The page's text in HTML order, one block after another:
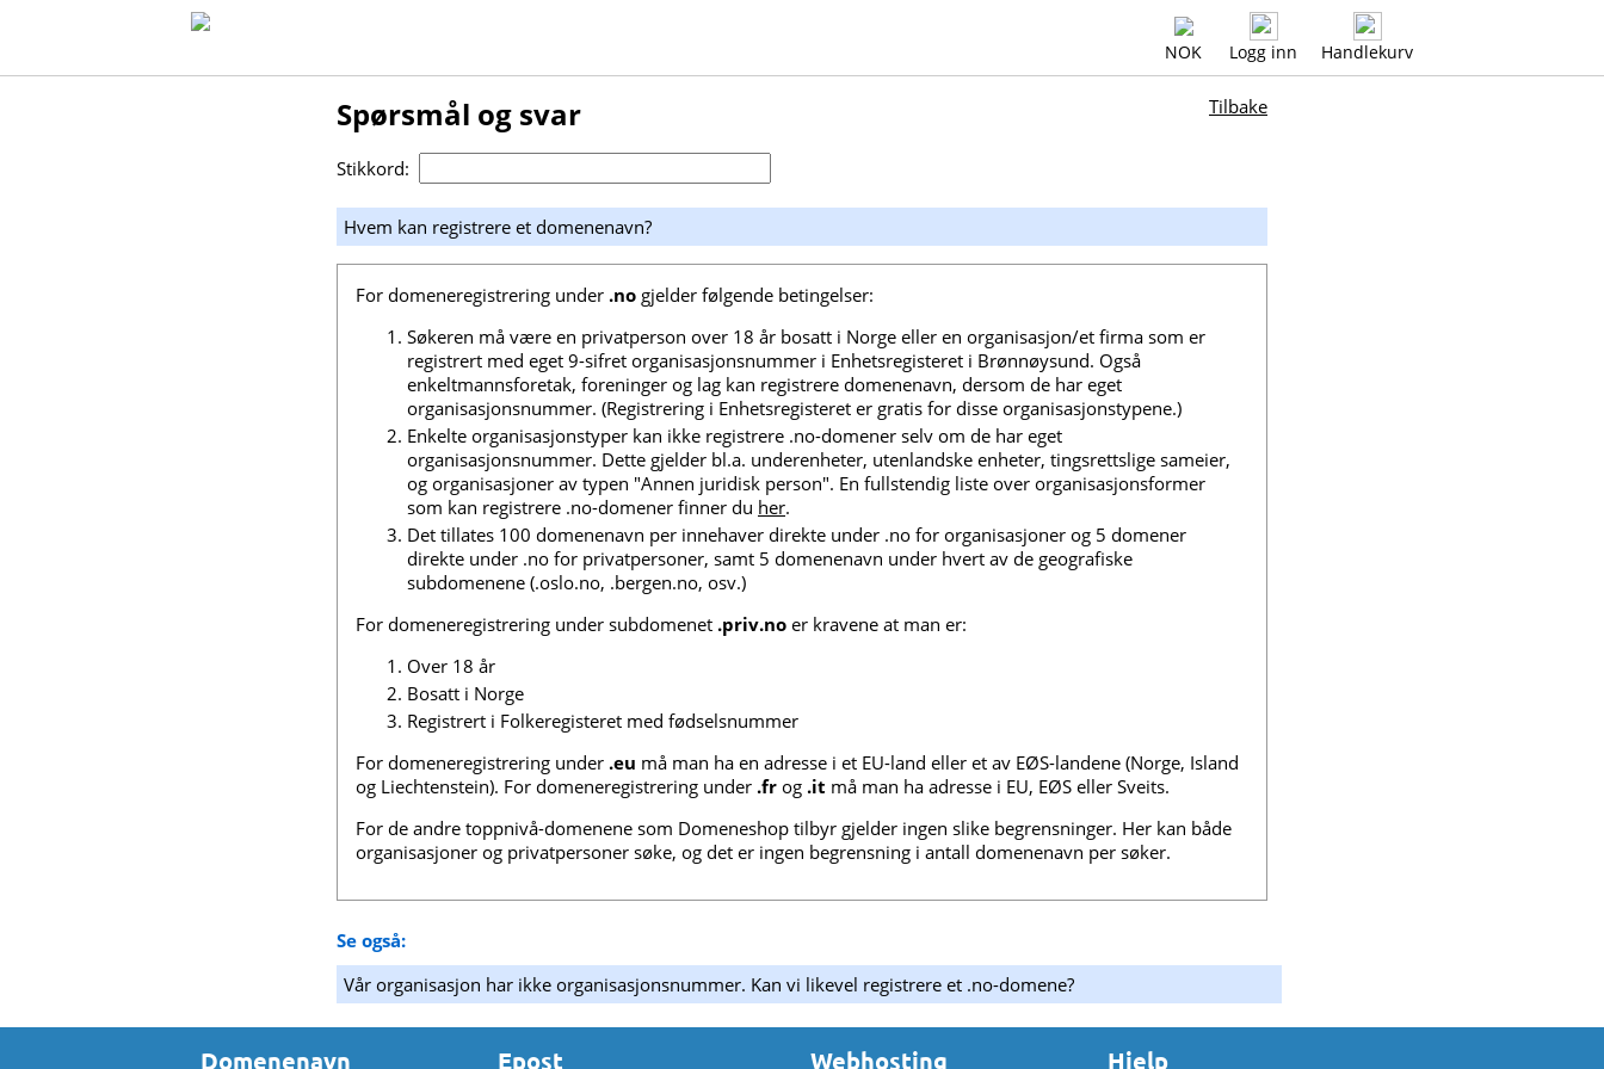
NOK Logg inn Handlekurv
Spørsmål og svar Tilbake
Stikkord:
Hvem kan registrere et domenenavn?
For domeneregistrering under .no gjelder følgende betingelser:
Søkeren må være en privatperson over 18 år bosatt i Norge eller en organisasjon/et firma som er
registrert med eget 9-sifret organisasjonsnummer i Enhetsregisteret i Brønnøysund. Også
enkeltmannsforetak, foreninger og lag kan registrere domenenavn, dersom de har eget
organisasjonsnummer. (Registrering i Enhetsregisteret er gratis for disse organisasjonstypene.)
Enkelte organisasjonstyper kan ikke registrere .no-domener selv om de har eget
organisasjonsnummer. Dette gjelder bl.a. underenheter, utenlandske enheter, tingsrettslige sameier,
og organisasjoner av typen "Annen juridisk person". En fullstendig liste over organisasjonsformer
som kan registrere .no-domener finner du her.
Det tillates 100 domenenavn per innehaver direkte under .no for organisasjoner og 5 domener
direkte under .no for privatpersoner, samt 5 domenenavn under hvert av de geografiske
subdomenene (.oslo.no, .bergen.no, osv.)
For domeneregistrering under subdomenet .priv.no er kravene at man er:
Over 18 år
Bosatt i Norge
Registrert i Folkeregisteret med fødselsnummer
For domeneregistrering under .eu må man ha en adresse i et EU-land eller et av EØS-landene (Norge, Island
og Liechtenstein). For domeneregistrering under .fr og .it må man ha adresse i EU, EØS eller Sveits.
For de andre toppnivå-domenene som Domeneshop tilbyr gjelder ingen slike begrensninger. Her kan både
organisasjoner og privatpersoner søke, og det er ingen begrensning i antall domenenavn per søker.
Se også:
Vår organisasjon har ikke organisasjonsnummer. Kan vi likevel registrere et .no-domene?
Domenenavn Epost Webhosting Hjelp